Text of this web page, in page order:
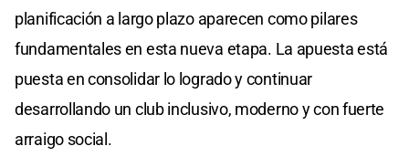
planificación a largo plazo aparecen como pilares
fundamentales en esta nueva etapa. La apuesta está
puesta en consolidar lo logrado y continuar
desarrollando un club inclusivo, moderno y con fuerte
arraigo social.